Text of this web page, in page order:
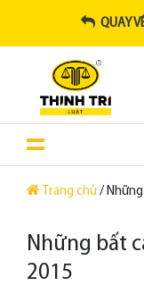
QUAY
Trang chủ /
Những bất
2015